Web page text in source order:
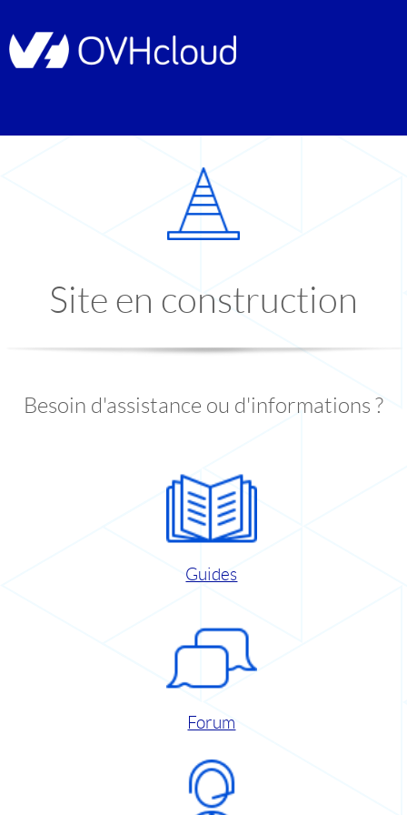
Site en construction
Besoin d'assistance ou d'informations ?
Guides
Forum